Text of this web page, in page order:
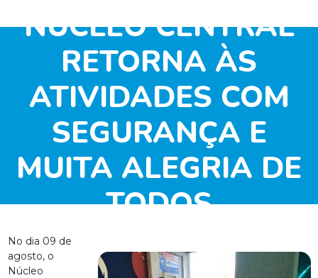
NÚCLEO CENTRAL
RETORNA ÀS
ATIVIDADES COM
SEGURANÇA E
MUITA ALEGRIA DE
TODOS
No dia 09 de
agosto, o
Núcleo